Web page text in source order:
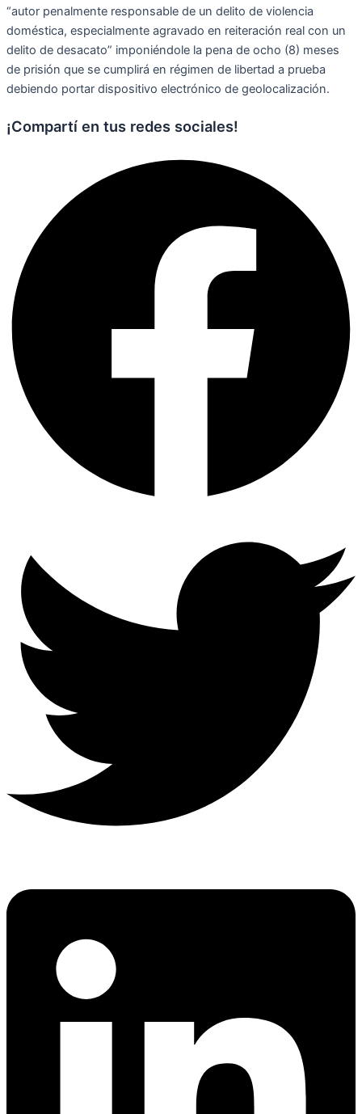
“autor penalmente responsable de un delito de violencia
doméstica, especialmente agravado en reiteración real con un
delito de desacato” imponiéndole la pena de ocho (8) meses
de prisión que se cumplirá en régimen de libertad a prueba
debiendo portar dispositivo electrónico de geolocalización.
¡Compartí en tus redes sociales!